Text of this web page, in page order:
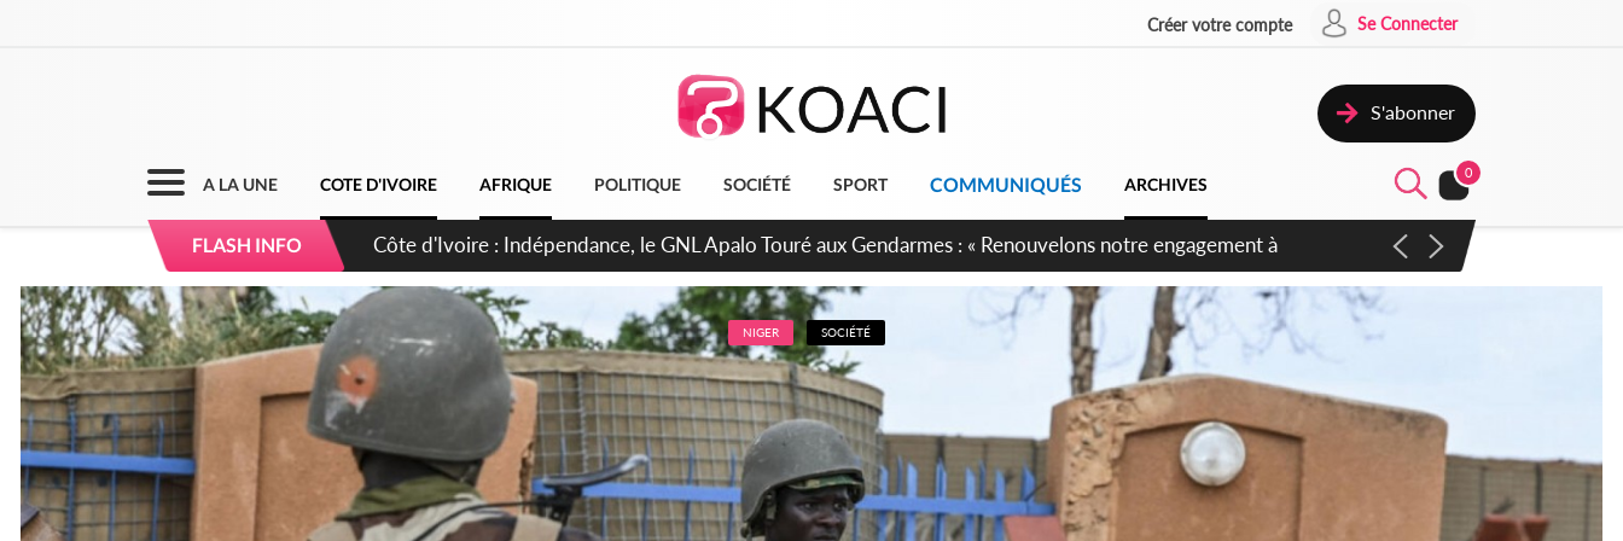
Créer votre compte Se Connecter
S'abonner
A LA UNE COTE D'IVOIRE AFRIQUE POLITIQUE SOCIÉTÉ SPORT COMMUNIQUÉS ARCHIVES
0
FLASH INFO
Sierra Leone : Un projet de réforme constitutionnelle en gestation, points clés des amendements, un exclu
d'avance
NIGER SOCIÉTÉ